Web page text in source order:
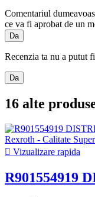
Comentariul
ce va fi aprobat de un
Da
Recenzia ta nu a putut
Da
16 alte
 Vizualizare rapida
R901554919